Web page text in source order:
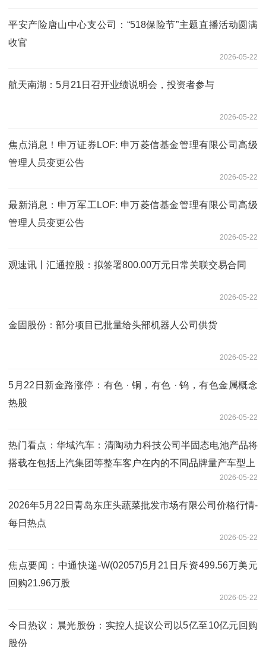
平安产险唐山中心支公司：“518保险节”主题直播活动圆满
收官
2026-05-22
航天南湖：5月21日召开业绩说明会，投资者参与
2026-05-22
焦点消息！申万证券LOF: 申万菱信基金管理有限公司高级
管理人员变更公告
2026-05-22
最新消息：申万军工LOF: 申万菱信基金管理有限公司高级
管理人员变更公告
2026-05-22
观速讯丨汇通控股：拟签署800.00万元日常关联交易合同
2026-05-22
金固股份：部分项目已批量给头部机器人公司供货
2026-05-22
5月22日新金路涨停：有色 · 铜，有色 · 钨，有色金属概念
热股
2026-05-22
热门看点：华域汽车：清陶动力科技公司半固态电池产品将
搭载在包括上汽集团等整车客户在内的不同品牌量产车型上
2026-05-22
2026年5月22日青岛东庄头蔬菜批发市场有限公司价格行情-
每日热点
2026-05-22
焦点要闻：中通快递-W(02057)5月21日斥资499.56万美元
回购21.96万股
2026-05-22
今日热议：晨光股份：实控人提议公司以5亿至10亿元回购
股份